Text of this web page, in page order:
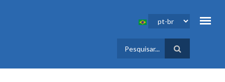
FORMULÁRIO
DE BUSCA